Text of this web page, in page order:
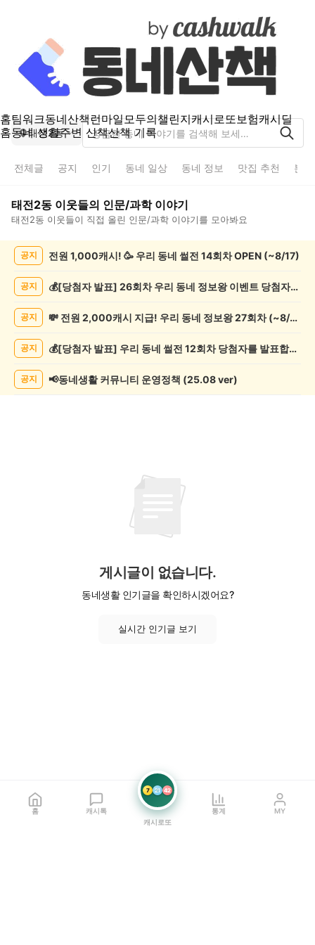
홈팀워크동네산책런마일모두의챌린지캐시로또보험캐시딜
홈동네 생활주변 산책산책 기록
태전2동
전체글 공지 인기 동네 일상 동네 정보 맛집 추천 분
태전2동 이웃들의 인문/과학이야기
태전2동 이웃들이 직접 올린 인문/과학 이야기를 모아봐요
문/
목
공지 전원 1,000캐시! 🥳 우리 동네 썰전 14회차 OPEN (~8/17)
공지 💰[당첨자 발표] 26회차 우리 동네 정보왕 이벤트 당첨자를 발표합니다!
공지 💸 전원 2,000캐시 지급! 우리 동네 정보왕 27회차 (~8/10)
공지 💰[당첨자 발표] 우리 동네 썰전 12회차 당첨자를 발표합니다!
공지 📢동네생활 커뮤니티 운영정책 (25.08 ver)
게시글이 없습니다.
동네생활 인기글을 확인하시겠어요?
실시간 인기글 보기
홈 캐시톡
7 21 42
캐시로또
통계 MY